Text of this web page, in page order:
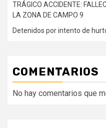
TRÁGICO ACCIDENTE:
LA ZONA DE CAMPO 9
Detenidos por intento de
COMENTARIOS
No hay comentarios que